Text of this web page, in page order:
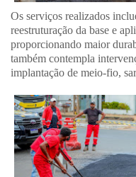
Os serviços realizados
reestruturação da base e
proporcionando maior
também contempla
implantação de meio-fio,